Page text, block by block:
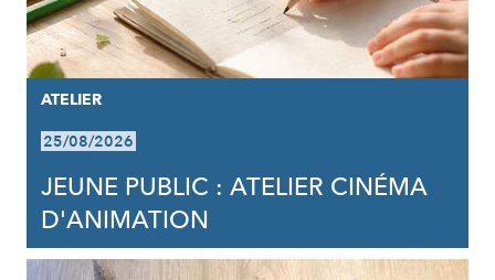
ATELIER
25/08/2026
JEUNE PUBLIC : ATELIER CINÉMA
D'ANIMATION